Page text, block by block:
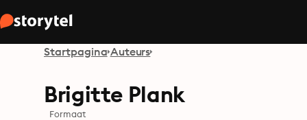
Startpagina Auteurs
Brigitte Plank
Formaat